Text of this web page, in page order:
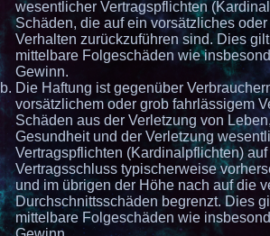
wesentlicher Vertragspflichten
Schäden, die auf ein vorsätzliches
Verhalten zurückzuführen sind. Dies
mittelbare Folgeschäden wie
Gewinn.
Die Haftung ist gegenüber
vorsätzlichem oder grob fahrlässigem
Schäden aus der Verletzung von
Gesundheit und der Verletzung
Vertragspflichten (Kardinalpflichten)
Vertragsschluss typischerweise
und im übrigen der Höhe nach auf die
Durchschnittsschäden begrenzt. Dies
mittelbare Folgeschäden wie